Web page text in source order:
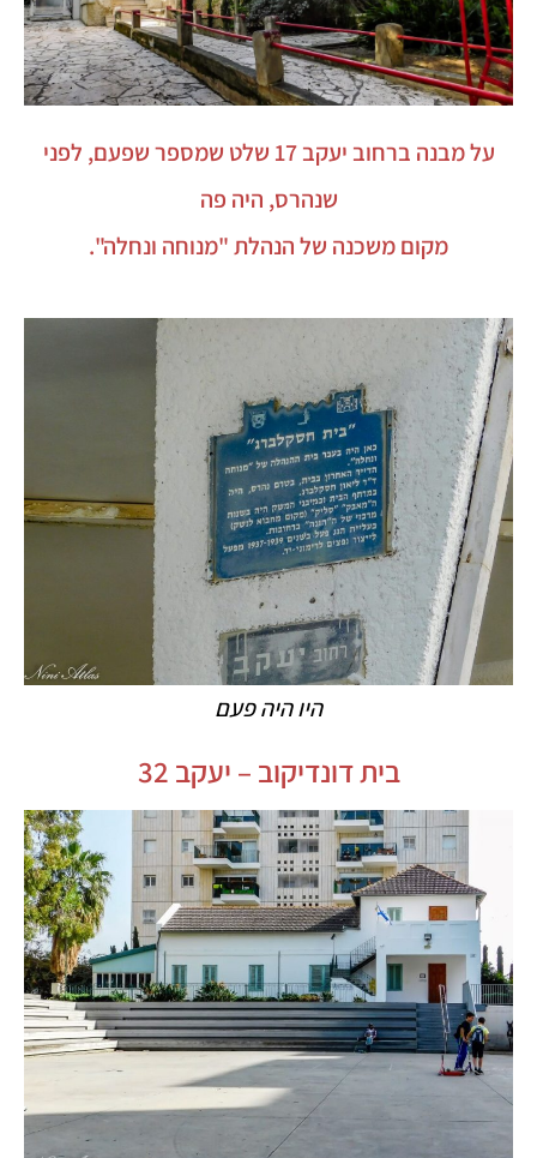
על מבנה ברחוב יעקב 17 שלט שמספר שפעם, לפני
שנהרס, היה פה
מקום משכנה של הנהלת "מנוחה ונחלה".
היו היה פעם
בית דונדיקוב – יעקב 32